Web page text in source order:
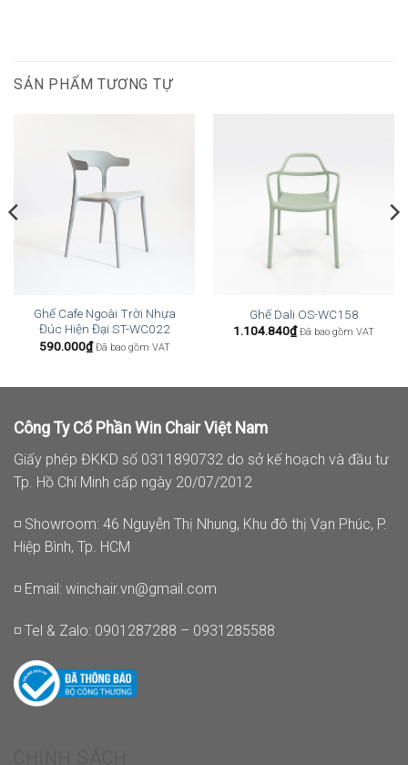
SẢN PHẨM TƯƠNG TỰ
Ghế Cafe Ngoài Trời Nhựa
Đúc Hiện Đại ST-WC022
590.000₫ Đã bao gồm VAT
Ghế Dali OS-WC158
1.104.840₫ Đã bao gồm VAT
Công Ty Cổ Phần Win Chair Việt Nam
Giấy phép ĐKKD số 0311890732 do sở kế hoạch và đầu tư
Tp. Hồ Chí Minh cấp ngày 20/07/2012
◽ Showroom: 46 Nguyễn Thị Nhung, Khu đô thị Vạn Phúc, P.
Hiệp Bình, Tp. HCM
◽ Email: winchair.vn@gmail.com
◽ Tel & Zalo: 0901287288 – 0931285588